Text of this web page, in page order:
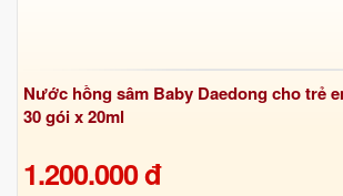
Nước hồng sâm Baby Daedong cho trẻ
30 gói x 20ml
1.200.000 đ